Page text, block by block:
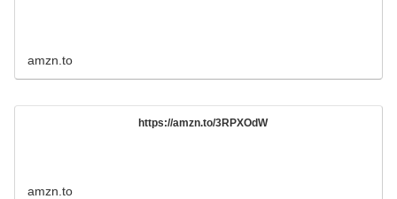
amzn.to
https://amzn.to/3RPXOdW
amzn.to